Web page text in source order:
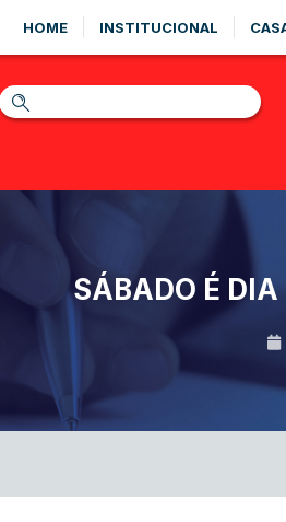
HOME INSTITUCIONAL
SÁBADO É DIA